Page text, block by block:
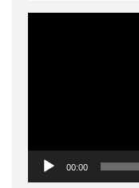
00:00